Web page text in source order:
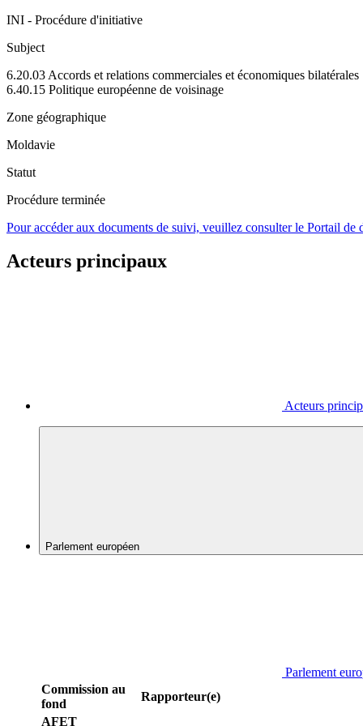
INI - Procédure d'initiative
Subject
6.20.03 Accords et relations commerciales et économiques bilatérales
6.40.15 Politique européenne de voisinage
Zone géographique
Moldavie
Statut
Procédure terminée
Pour accéder aux documents de suivi, veuillez consulter le Portail de
Acteurs principaux
Acteurs
Parlement européen
Parlement
Commission au
fond
Rapporteur(e)
AFET